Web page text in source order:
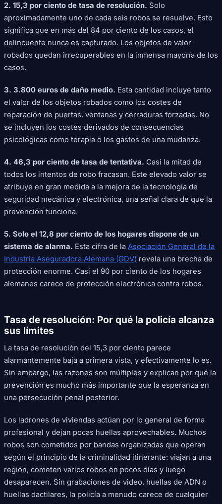
2. 15,3 por ciento de tasa de resolución. Solo
aproximadamente uno de cada seis robos se resuelve. Esto
significa que en más del 84 por ciento de los casos, el
delincuente nunca es capturado. Los objetos de valor
robados quedan irrecuperables en la inmensa mayoría de los
casos.
3. 3.800 euros de daño medio. Esta cantidad incluye tanto
el valor de los objetos robados como los costes de
reparación de puertas, ventanas y cerraduras forzadas. No
se incluyen los costes derivados de consecuencias
psicológicas como terapia o los gastos de una mudanza.
4. 46,3 por ciento de tasa de tentativa. Casi la mitad de
todos los intentos de robo fracasan. Este elevado valor se
atribuye en gran medida a la mejora de la tecnología de
seguridad mecánica y electrónica, una señal clara de que la
prevención funciona.
5. Solo el 12,8 por ciento de los hogares dispone de un
sistema de alarma. Esta cifra de la Asociación General de la
Industria Aseguradora Alemana (GDV) revela una brecha de
protección enorme. Casi el 90 por ciento de los hogares
alemanes carece de protección electrónica contra robos.
Tasa de resolución: Por qué la policía alcanza
sus límites
La tasa de resolución del 15,3 por ciento parece
alarmantemente baja a primera vista, y efectivamente lo es.
Sin embargo, las razones son múltiples y explican por qué la
prevención es mucho más importante que la esperanza en
una persecución penal posterior.
Los ladrones de viviendas actúan por lo general de forma
profesional y dejan pocas huellas aprovechables. Muchos
robos son cometidos por bandas organizadas que operan
según el principio de la criminalidad itinerante: viajan a una
región, cometen varios robos en pocos días y luego
desaparecen. Sin grabaciones de video, huellas de ADN o
huellas dactilares, la policía a menudo carece de cualquier